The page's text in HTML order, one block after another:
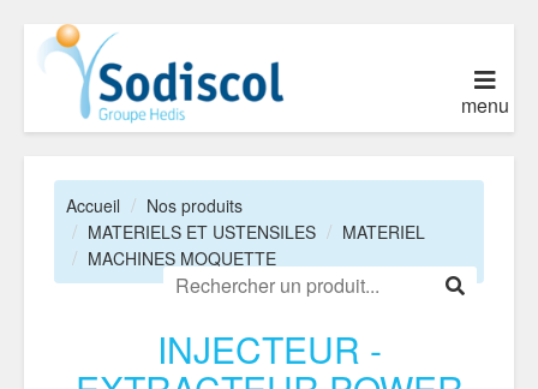
menu
Accueil
Nos produits
MATERIELS ET USTENSILES
MATERIEL
MACHINES MOQUETTE
INJECTEUR -